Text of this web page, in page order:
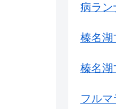
病ラン
榛名湖
榛名湖
フル